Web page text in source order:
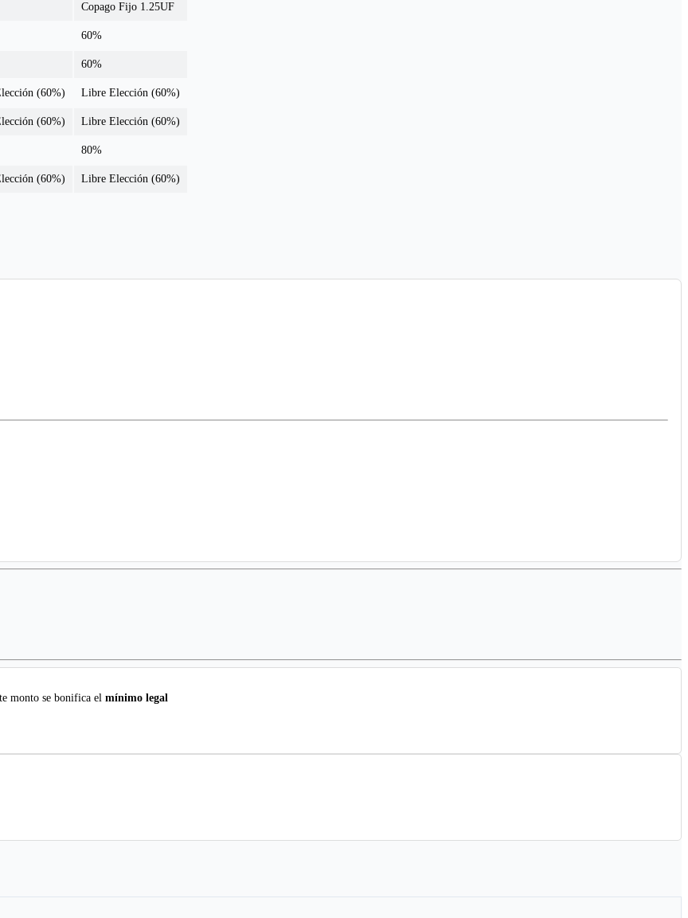
Copago Fijo 1.25UF
60%
60%
(60%) Libre Elección (60%)
(60%) Libre Elección (60%)
80%
(60%) Libre Elección (60%)
monto se bonifica el mínimo legal